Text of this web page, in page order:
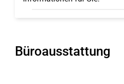
Büroausstattung